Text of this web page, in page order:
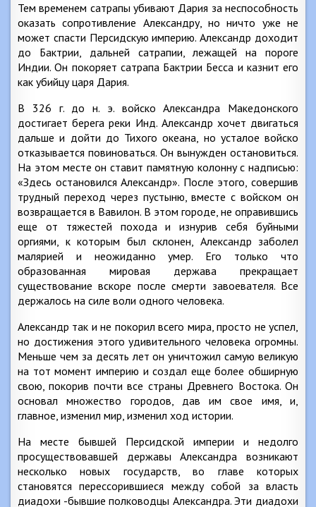
Тем временем сатрапы убивают Дария за неспособность
оказать сопротивление Александру, но ничто уже не
может спасти Персидскую империю. Александр доходит
до Бактрии, дальней сатрапии, лежащей на пороге
Индии. Он покоряет сатрапа Бактрии Бесса и казнит его
как убийцу царя Дария.
В 326 г. до н. э. войско Александра Македонского
достигает берега реки Инд. Александр хочет двигаться
дальше и дойти до Тихого океана, но усталое войско
отказывается повиноваться. Он вынужден остановиться.
На этом месте он ставит памятную колонну с надписью:
«Здесь остановился Александр». После этого, совершив
трудный переход через пустыню, вместе с войском он
возвращается в Вавилон. В этом городе, не оправившись
еще от тяжестей похода и изнурив себя буйными
оргиями, к которым был склонен, Александр заболел
малярией и неожиданно умер. Его только что
образованная мировая держава прекращает
существование вскоре после смерти завоевателя. Все
держалось на силе воли одного человека.
Александр так и не покорил всего мира, просто не успел,
но достижения этого удивительного человека огромны.
Меньше чем за десять лет он уничтожил самую великую
на тот момент империю и создал еще более обширную
свою, покорив почти все страны Древнего Востока. Он
основал множество городов, дав им свое имя, и,
главное, изменил мир, изменил ход истории.
На месте бывшей Персидской империи и недолго
просуществовавшей державы Александра возникают
несколько новых государств, во главе которых
становятся перессорившиеся между собой за власть
диадохи -бывшие полководцы Александра. Эти диадохи